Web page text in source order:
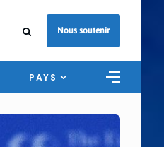
Nous soutenir
PAYS